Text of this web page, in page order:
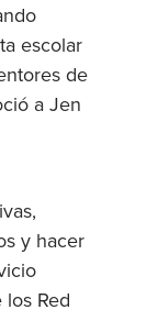
escolar
de
a Jen
y hacer
Red